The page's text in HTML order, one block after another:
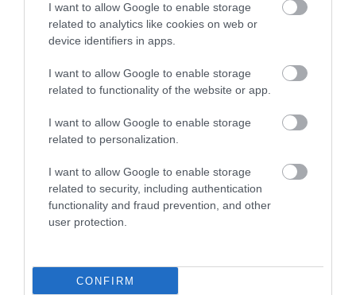
I want to allow Google to enable storage
related to analytics like cookies on web or
device identifiers in apps.
I want to allow Google to enable storage
related to functionality of the website or app.
I want to allow Google to enable storage
related to personalization.
I want to allow Google to enable storage
related to security, including authentication
functionality and fraud prevention, and other
user protection.
CONFIRM
területen, ennyire nagy létszámra megoldani. De
számunkra bármennyire is durvának hat, az a helyzet,
hogy a rendőri botozás még lehet, hogy nem lesz
elegendő: